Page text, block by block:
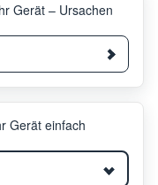
Gerät – Ursachen
Gerät einfach